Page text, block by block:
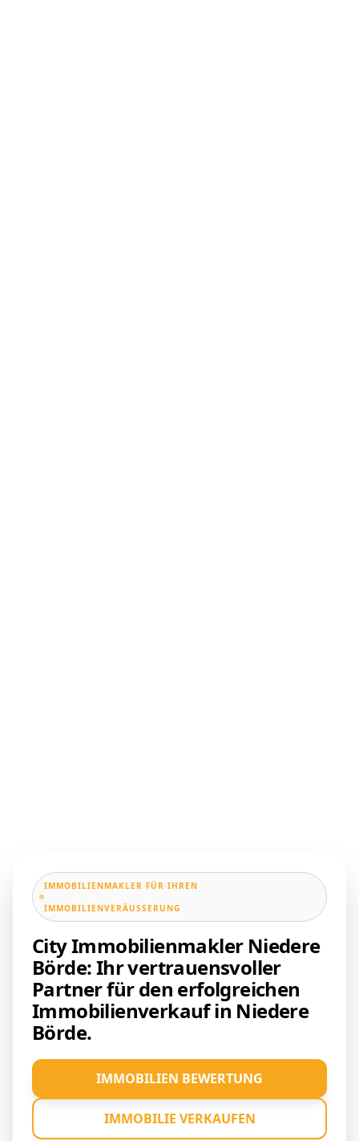
IMMOBILIENMAKLER FÜR IHREN
IMMOBILIENVERÄUSSERUNG
City Immobilienmakler Niedere
Börde: Ihr vertrauensvoller
Partner für den erfolgreichen
Immobilienverkauf in Niedere
Börde.
IMMOBILIEN BEWERTUNG
IMMOBILIE VERKAUFEN